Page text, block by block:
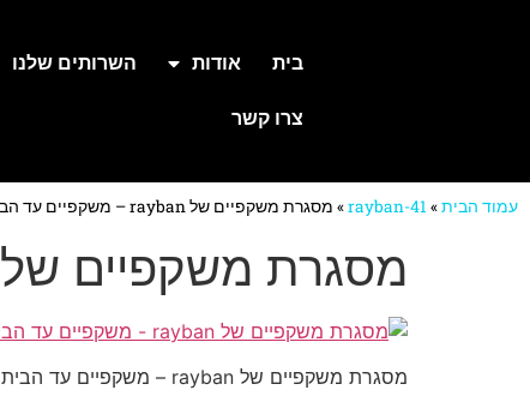
בית אודות השרותים שלנו
צרו קשר
עמוד הבית»
rayban-41
» מסגרת משקפיים של rayban – משקפיים עד הבית
מסגרת משקפיים של rayban – משקפיים עד הבית
מסגרת משקפיים של rayban – משקפיים עד הבית